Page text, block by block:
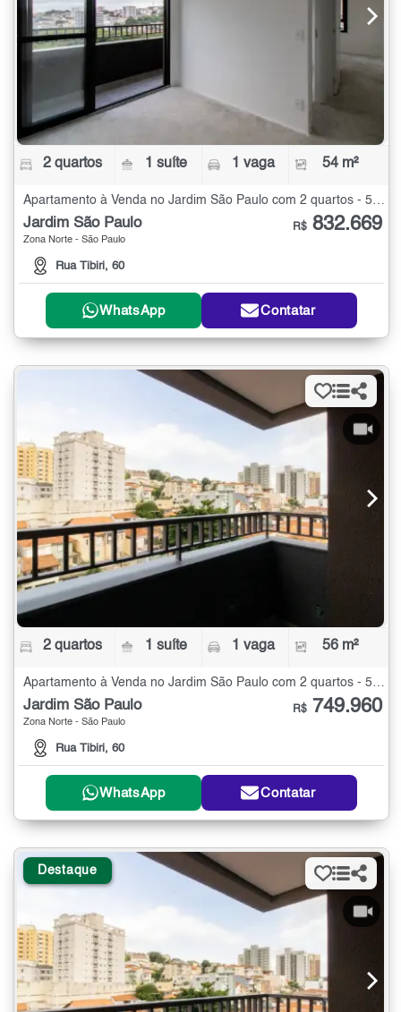
2 quartos 1 suíte 1 vaga 54 m²
Apartamento à Venda no Jardim São Paulo com 2 quartos - 54 m²
Jardim São Paulo
Zona Norte - São Paulo
Rua Tibiri, 60
R$ 832.669
WhatsApp Contatar
2 quartos 1 suíte 1 vaga 56 m²
Apartamento à Venda no Jardim São Paulo com 2 quartos - 56 m²
Jardim São Paulo
Zona Norte - São Paulo
Rua Tibiri, 60
R$ 749.960
WhatsApp Contatar
Destaque